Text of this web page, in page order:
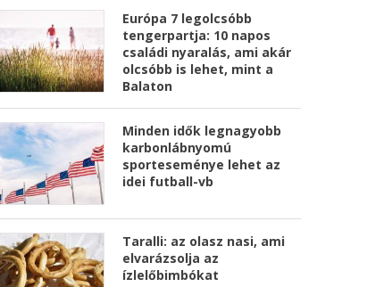
Európa 7 legolcsóbb
tengerpartja: 10 napos
családi nyaralás, ami akár
olcsóbb is lehet, mint a
Balaton
Minden idők legnagyobb
karbonlábnyomú
sporteseménye lehet az
idei futball-vb
Taralli: az olasz nasi, ami
elvarázsolja az
ízlelőbimbókat